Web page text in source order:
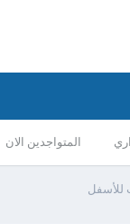
المتواجدين الان
للأسفل